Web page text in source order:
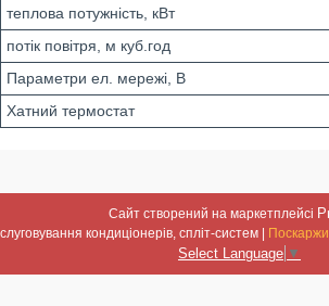
теплова потужність, кВт
потік повітря, м куб.год
Параметри ел. мережі, В
Хатний термостат
Сайт створений на маркетплейсі
Встановлення та обслуговування кондиціонерів, спліт-систем |
Select Language ▼